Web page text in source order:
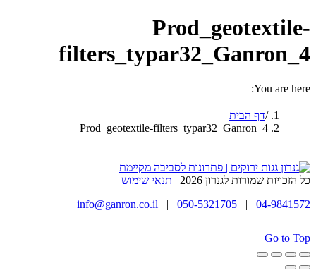
Prod_geotextile-
filters_typar32_Ganron_4
You are here:
דף הבית
Prod_geotextile-filters_typar32_Ganron_4
כל הזכויות שמורות לגנרון 2026 |
תנאי שימוש
04-9841572
|
050-5321705
|
info@ganron.co.il
Go to Top